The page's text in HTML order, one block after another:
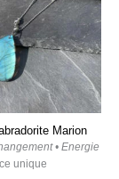
Marion
• Energie
unique